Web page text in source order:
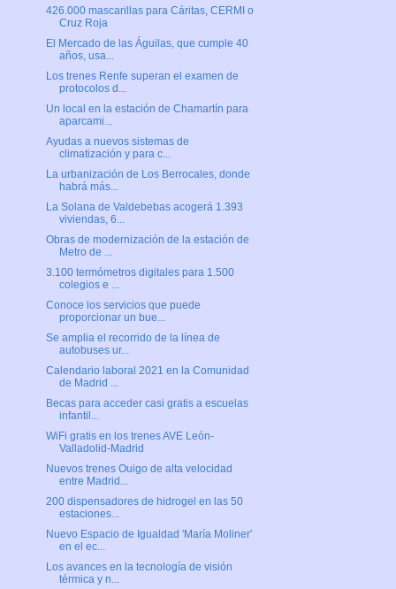
426.000 mascarillas para Cáritas, CERMI o
Cruz Roja
El Mercado de las Águilas, que cumple 40
años, usa...
Los trenes Renfe superan el examen de
protocolos d...
Un local en la estación de Chamartín para
aparcami...
Ayudas a nuevos sistemas de
climatización y para c...
La urbanización de Los Berrocales, donde
habrá más...
La Solana de Valdebebas acogerá 1.393
viviendas, 6...
Obras de modernización de la estación de
Metro de ...
3.100 termómetros digitales para 1.500
colegios e ...
Conoce los servicios que puede
proporcionar un bue...
Se amplia el recorrido de la línea de
autobuses ur...
Calendario laboral 2021 en la Comunidad
de Madrid ...
Becas para acceder casi gratis a escuelas
infantil...
WiFi gratis en los trenes AVE León-
Valladolid-Madrid
Nuevos trenes Ouigo de alta velocidad
entre Madrid...
200 dispensadores de hidrogel en las 50
estaciones...
Nuevo Espacio de Igualdad 'María Moliner'
en el ec...
Los avances en la tecnología de visión
térmica y n...